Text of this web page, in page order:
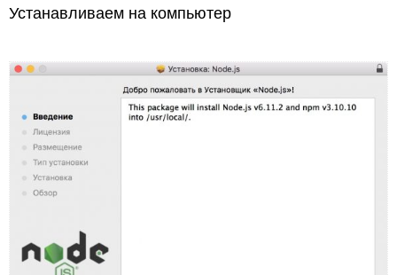
Устанавливаем на компьютер